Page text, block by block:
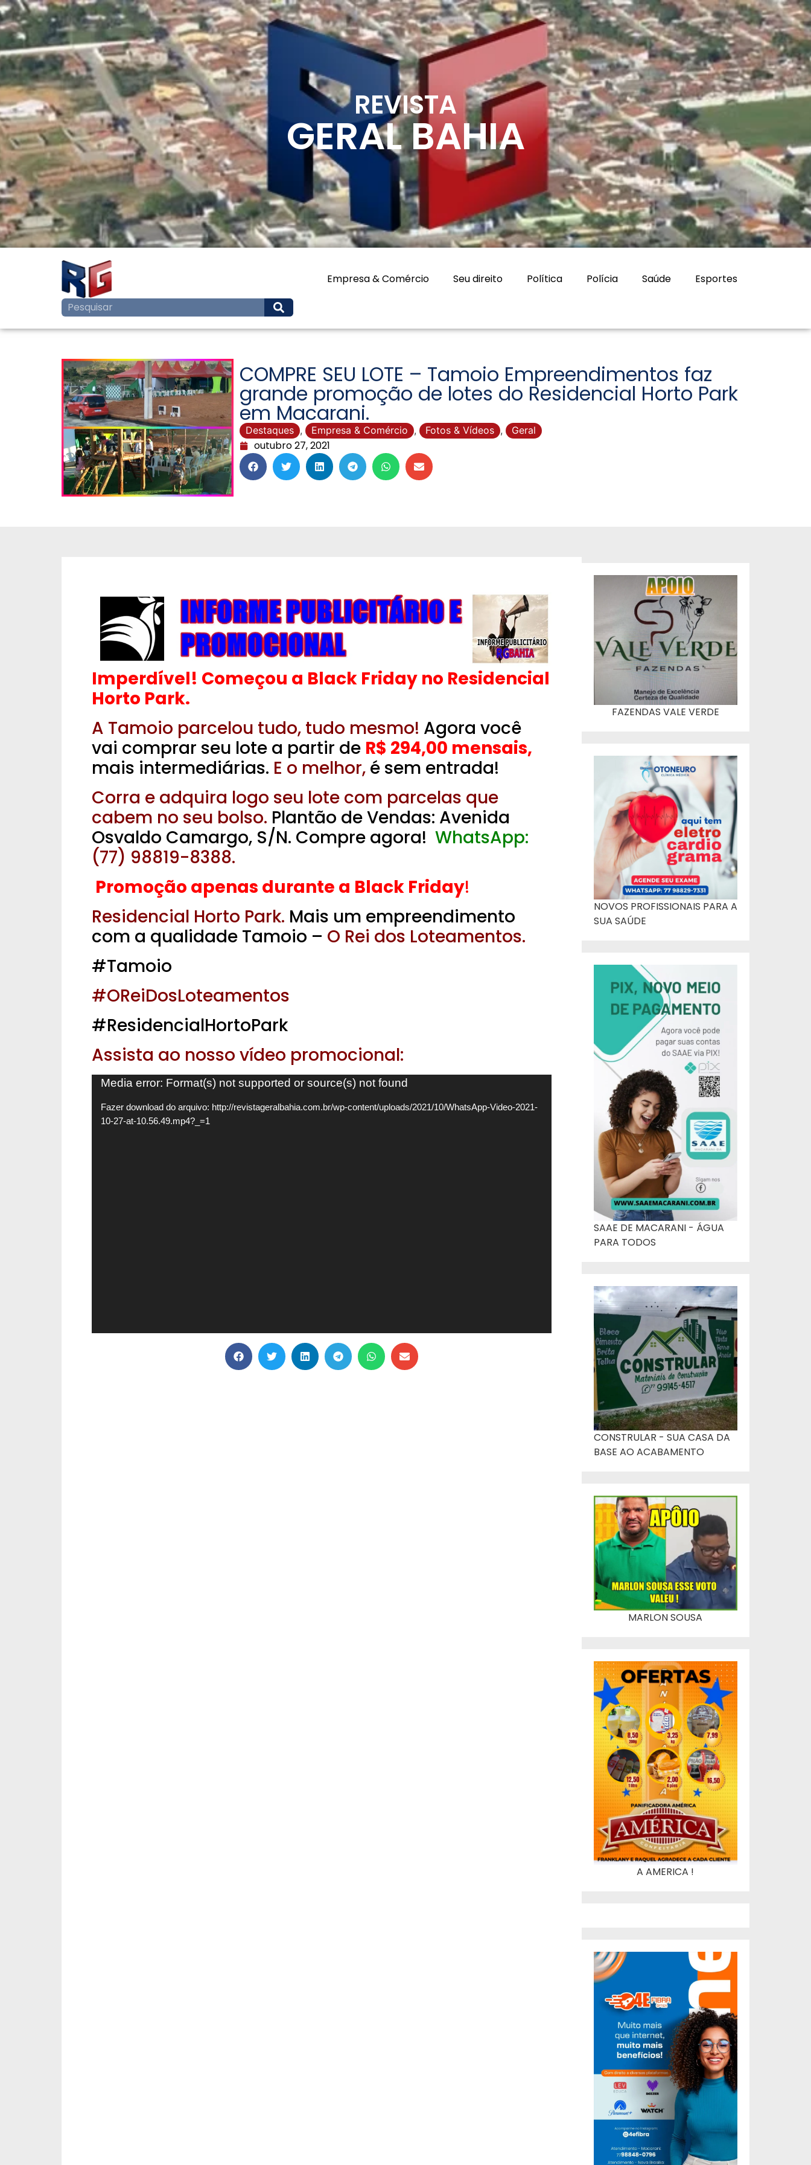
REVISTA
GERAL BAHIA
Empresa & Comércio Seu direito Política Polícia Saúde Esportes
COMPRE SEU LOTE – Tamoio Empreendimentos faz
grande promoção de lotes do Residencial Horto Park
em Macarani.
Destaques , Empresa & Comércio , Fotos & Vídeos , Geral
outubro 27, 2021
Imperdível! Começou a Black Friday no Residencial
Horto Park.
A Tamoio parcelou tudo, tudo mesmo! Agora você
vai comprar seu lote a partir de R$ 294,00 mensais,
mais intermediárias. E o melhor, é sem entrada!
Corra e adquira logo seu lote com parcelas que
cabem no seu bolso. Plantão de Vendas: Avenida
Osvaldo Camargo, S/N. Compre agora! WhatsApp:
(77) 98819-8388.
Promoção apenas durante a Black Friday!
Residencial Horto Park. Mais um empreendimento
com a qualidade Tamoio – O Rei dos Loteamentos.
#Tamoio
#OReiDosLoteamentos
#ResidencialHortoPark
Assista ao nosso vídeo promocional:
Tocador
de
vídeo
Media error: Format(s) not supported or source(s) not found
Fazer download do arquivo: http://revistageralbahia.com.br/wp-content/uploads/2021/10/WhatsApp-Video-2021-
10-27-at-10.56.49.mp4?_=1
FAZENDAS VALE VERDE
NOVOS PROFISSIONAIS PARA A
SUA SAÚDE
SAAE DE MACARANI - ÁGUA
PARA TODOS
CONSTRULAR - SUA CASA DA
BASE AO ACABAMENTO
MARLON SOUSA
A AMERICA !